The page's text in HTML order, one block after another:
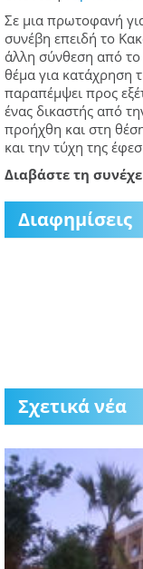
Σε μια πρωτοφανή
συνέβη επειδή το
άλλη σύνθεση από το
θέμα για κατάχρηση
παραπέμψει προς
ένας δικαστής από
προήχθη και στη
και την τύχη της
Διαβάστε τη
Διαφημίσεις
Σχετικά νέα